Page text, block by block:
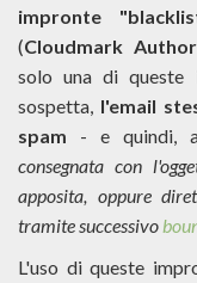
impronte
(Cloudmark
solo una di queste
sospetta, l'email
spam - e quindi, a
consegnata con
apposita, oppure
tramite successivo
L'uso di queste